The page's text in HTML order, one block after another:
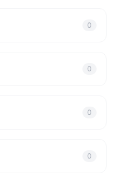
0
0
0
0